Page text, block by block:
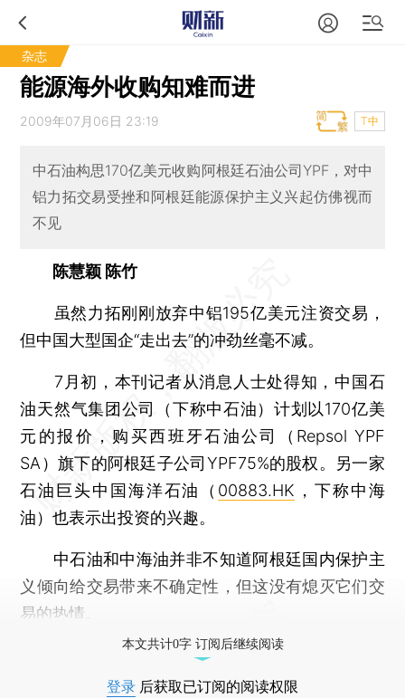
杂志
能源海外收购知难而进
2009年07月06日 23:19 T中
中石油构思170亿美元收购阿根廷石油公司YPF，对中
铝力拓交易受挫和阿根廷能源保护主义兴起仿佛视而
不见
陈慧颖 陈竹
虽然力拓刚刚放弃中铝195亿美元注资交易，
但中国大型国企“走出去”的冲劲丝毫不减。
7月初，本刊记者从消息人士处得知，中国石
油天然气集团公司（下称中石油）计划以170亿美
元的报价，购买西班牙石油公司（Repsol YPF
SA）旗下的阿根廷子公司YPF75%的股权。另一家
石油巨头中国海洋石油（ 00883.HK ，下称中海
油）也表示出投资的兴趣。
中石油和中海油并非不知道阿根廷国内保护主
义倾向给交易带来不确定性，但这没有熄灭它们交
易的热情。
本文共计0字 订阅后继续阅读
登录 后获取已订阅的阅读权限